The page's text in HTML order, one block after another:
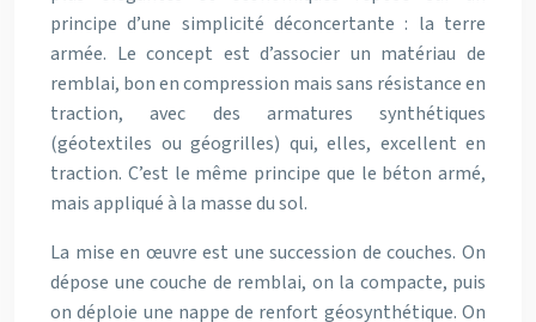
principe d’une simplicité déconcertante : la terre
armée. Le concept est d’associer un matériau de
remblai, bon en compression mais sans résistance en
traction, avec des armatures synthétiques
(géotextiles ou géogrilles) qui, elles, excellent en
traction. C’est le même principe que le béton armé,
mais appliqué à la masse du sol.
La mise en œuvre est une succession de couches. On
dépose une couche de remblai, on la compacte, puis
on déploie une nappe de renfort géosynthétique. On